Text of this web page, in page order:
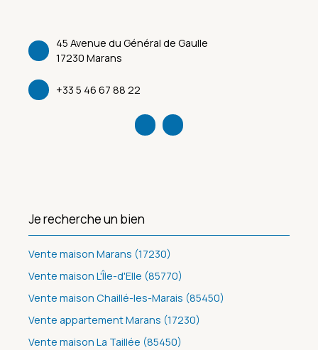
45 Avenue du Général de Gaulle
17230 Marans
+33 5 46 67 88 22
Je recherche un bien
Vente maison Marans (17230)
Vente maison L'Île-d'Elle (85770)
Vente maison Chaillé-les-Marais (85450)
Vente appartement Marans (17230)
Vente maison La Taillée (85450)